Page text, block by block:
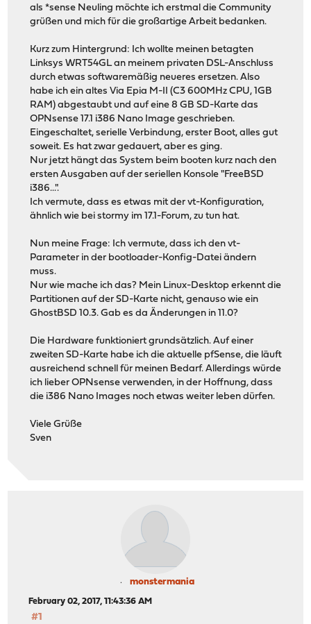
als *sense Neuling möchte ich erstmal die Community
grüßen und mich für die großartige Arbeit bedanken.
Kurz zum Hintergrund: Ich wollte meinen betagten
Linksys WRT54GL an meinem privaten DSL-Anschluss
durch etwas softwaremäßig neueres ersetzen. Also
habe ich ein altes Via Epia M-II (C3 600MHz CPU, 1GB
RAM) abgestaubt und auf eine 8 GB SD-Karte das
OPNsense 17.1 i386 Nano Image geschrieben.
Eingeschaltet, serielle Verbindung, erster Boot, alles gut
soweit. Es hat zwar gedauert, aber es ging.
Nur jetzt hängt das System beim booten kurz nach den
ersten Ausgaben auf der seriellen Konsole "FreeBSD
i386...".
Ich vermute, dass es etwas mit der vt-Konfiguration,
ähnlich wie bei stormy im 17.1-Forum, zu tun hat.
Nun meine Frage: Ich vermute, dass ich den vt-
Parameter in der bootloader-Konfig-Datei ändern
muss.
Nur wie mache ich das? Mein Linux-Desktop erkennt die
Partitionen auf der SD-Karte nicht, genauso wie ein
GhostBSD 10.3. Gab es da Änderungen in 11.0?
Die Hardware funktioniert grundsätzlich. Auf einer
zweiten SD-Karte habe ich die aktuelle pfSense, die läuft
ausreichend schnell für meinen Bedarf. Allerdings würde
ich lieber OPNsense verwenden, in der Hoffnung, dass
die i386 Nano Images noch etwas weiter leben dürfen.
Viele Grüße
Sven
monstermania
February 02, 2017, 11:43:36 AM
#1